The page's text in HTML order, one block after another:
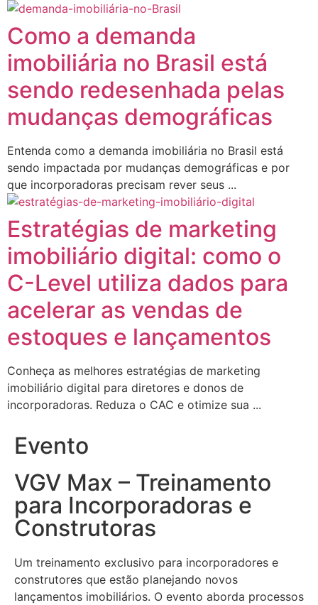
Como a demanda
imobiliária no Brasil está
sendo redesenhada pelas
mudanças demográficas
Entenda como a demanda imobiliária no Brasil está
sendo impactada por mudanças demográficas e por
que incorporadoras precisam rever seus ...
Estratégias de marketing
imobiliário digital: como o
C-Level utiliza dados para
acelerar as vendas de
estoques e lançamentos
Conheça as melhores estratégias de marketing
imobiliário digital para diretores e donos de
incorporadoras. Reduza o CAC e otimize sua ...
Evento
VGV Max – Treinamento
para Incorporadoras e
Construtoras
Um treinamento exclusivo para incorporadores e
construtores que estão planejando novos
lançamentos imobiliários. O evento aborda processos